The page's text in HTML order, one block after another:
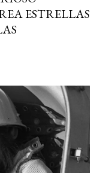
ESTRELLAS